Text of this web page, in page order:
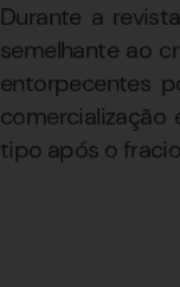
Durante a
semelhante ao
entorpecentes
tipo após o